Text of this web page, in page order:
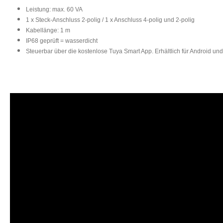
Leistung: max. 60 VA
1 x Steck-Anschluss 2-polig / 1 x Anschluss 4-polig und 2-polig
Kabellänge: 1 m
IP68 geprüft = wasserdicht​
Steuerbar über die kostenlose Tuya Smart App. Erhältlich für Android